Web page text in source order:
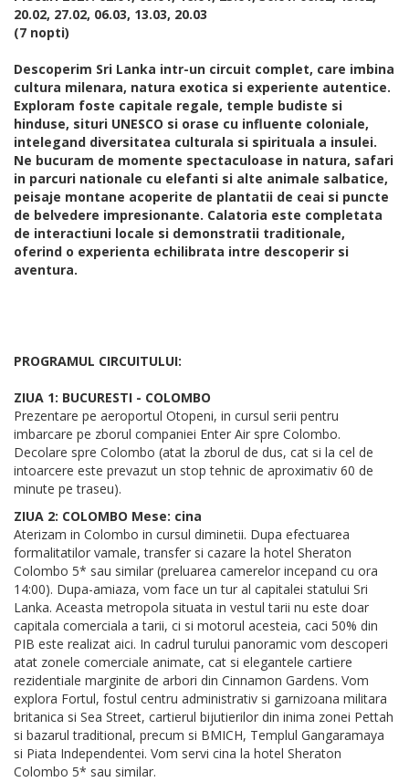
20.02, 27.02, 06.03, 13.03, 20.03
(7 nopti)
Descoperim Sri Lanka intr-un circuit complet, care imbina
cultura milenara, natura exotica si experiente autentice.
Exploram foste capitale regale, temple budiste si
hinduse, situri UNESCO si orase cu influente coloniale,
intelegand diversitatea culturala si spirituala a insulei.
Ne bucuram de momente spectaculoase in natura, safari
in parcuri nationale cu elefanti si alte animale salbatice,
peisaje montane acoperite de plantatii de ceai si puncte
de belvedere impresionante. Calatoria este completata
de interactiuni locale si demonstratii traditionale,
oferind o experienta echilibrata intre descoperir si
aventura.
PROGRAMUL CIRCUITULUI:
ZIUA 1: BUCURESTI - COLOMBO
Prezentare pe aeroportul Otopeni, in cursul serii pentru
imbarcare pe zborul companiei Enter Air spre Colombo.
Decolare spre Colombo (atat la zborul de dus, cat si la cel de
intoarcere este prevazut un stop tehnic de aproximativ 60 de
minute pe traseu).
ZIUA 2: COLOMBO Mese: cina
Aterizam in Colombo in cursul diminetii. Dupa efectuarea
formalitatilor vamale, transfer si cazare la hotel Sheraton
Colombo 5* sau similar (preluarea camerelor incepand cu ora
14:00). Dupa-amiaza, vom face un tur al capitalei statului Sri
Lanka. Aceasta metropola situata in vestul tarii nu este doar
capitala comerciala a tarii, ci si motorul acesteia, caci 50% din
PIB este realizat aici. In cadrul turului panoramic vom descoperi
atat zonele comerciale animate, cat si elegantele cartiere
rezidentiale marginite de arbori din Cinnamon Gardens. Vom
explora Fortul, fostul centru administrativ si garnizoana militara
britanica si Sea Street, cartierul bijutierilor din inima zonei Pettah
si bazarul traditional, precum si BMICH, Templul Gangaramaya
si Piata Independentei. Vom servi cina la hotel Sheraton
Colombo 5* sau similar.